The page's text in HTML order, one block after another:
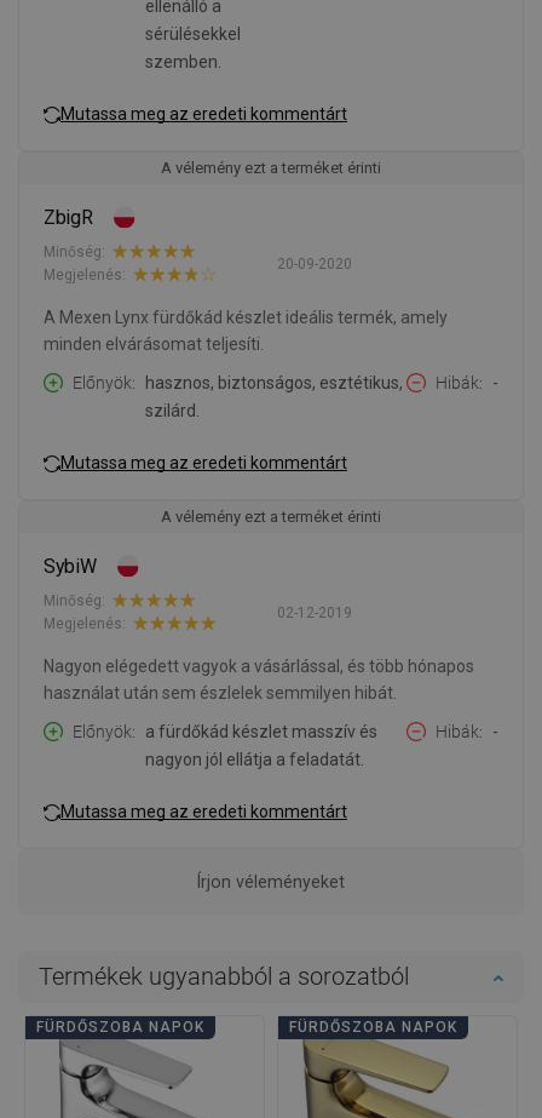
ellenálló a
sérülésekkel
szemben.
Mutassa meg az eredeti kommentárt
A vélemény ezt a terméket érinti
ZbigR
20-09-2020
Minőség:
Megjelenés:
A Mexen Lynx fürdőkád készlet ideális termék, amely
minden elvárásomat teljesíti.
Előnyök
hasznos, biztonságos, esztétikus,
szilárd.
Hibák -
Mutassa meg az eredeti kommentárt
A vélemény ezt a terméket érinti
SybiW
02-12-2019
Minőség:
Megjelenés:
Nagyon elégedett vagyok a vásárlással, és több hónapos
használat után sem észlelek semmilyen hibát.
Előnyök
a fürdőkád készlet masszív és
nagyon jól ellátja a feladatát.
Hibák -
Mutassa meg az eredeti kommentárt
Írjon véleményeket
Termékek ugyanabból a sorozatból
FÜRDŐSZOBA NAPOK FÜRDŐSZOBA NAPOK